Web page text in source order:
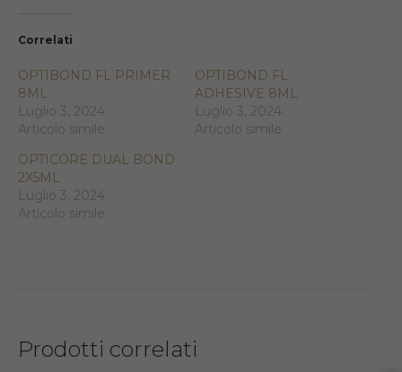
Correlati
OPTIBOND FL PRIMER
8ML
Luglio 3, 2024
Articolo simile
OPTIBOND FL
ADHESIVE 8ML
Luglio 3, 2024
Articolo simile
OPTICORE DUAL BOND
2X5ML
Luglio 3, 2024
Articolo simile
Prodotti correlati